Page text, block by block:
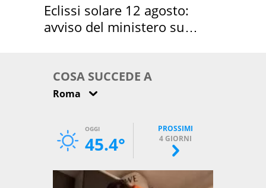
Eclissi solare 12 agosto:
avviso del ministero su